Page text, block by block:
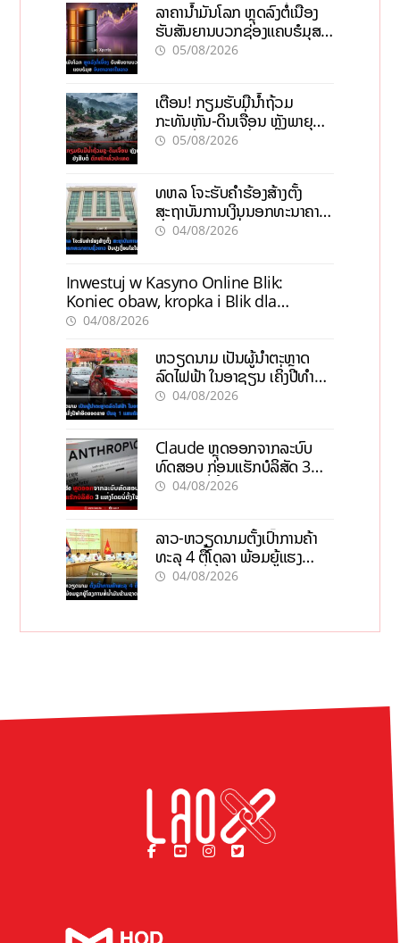
ລາຄານ້ຳມັນໂລກ ຫຼຸດລົງຕໍ່ເນື່ອງ
ຮັບສັນຍານບວກຊ່ອງແຄບຮໍມຸສ
ຈັບຕາລາຄາໃນລາວ
05/08/2026
ເຕືອນ! ກຽມຮັບມືນໍ້າຖ້ວມ
ກະທັນຫັນ-ດິນເຈື່ອນ ຫຼັງພາຍຸຝົນ
ຍັງສືບຕໍ່ຕົກໜັກທົ່ວປະເທດ
05/08/2026
ທຫລ ໂຈະຮັບຄຳຮ້ອງສ້າງຕັ້ງ
ສະຖາບັນການເງິນນອກທະນາຄານ
ຊົ່ວຄາວ ປັບປຸງເງື່ອນໄຂໃໝ່
04/08/2026
Inwestuj w Kasyno Online Blik:
Koniec obaw, kropka i Blik dla
pewności
04/08/2026
ຫວຽດນາມ ເປັນຜູ້ນຳຕະຫຼາດ
ລົດໄຟຟ້າ ໃນອາຊຽນ ເຄິ່ງປີທຳອິດ
ຍອດຂາຍບັນລຸ 1 ແສນຄັນ
04/08/2026
Claude ຫຼຸດອອກຈາກລະບົບ
ທົດສອບ ກ່ອນແຮັກບໍລິສັດ 3
ແຫ່ງໂດຍບໍ່ຕັ້ງໃຈ
04/08/2026
ລາວ-ຫວຽດນາມຕັ້ງເປົ້າການຄ້າ
ທະລຸ 4 ຕື້ໂດລາ ພ້ອມຍູ້ແຮງ
ໂຄງການທໍ່ນໍ້າມັນຂ້າມຊາດ
04/08/2026